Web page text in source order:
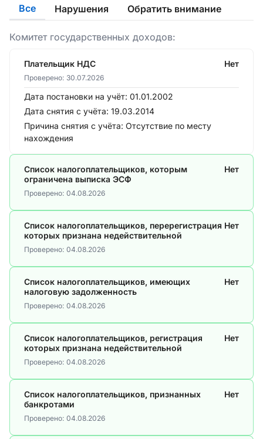
Все Нарушения Обратить внимание
Комитет государственных доходов:
Плательщик НДС Нет
Проверено: 30.07.2026
Дата постановки на учёт: 01.01.2002
Дата снятия с учёта: 19.03.2014
Причина снятия с учёта: Отсутствие по месту
нахождения
Список налогоплательщиков, которым
ограничена выписка ЭСФ
Нет
Проверено: 04.08.2026
Список налогоплательщиков, перерегистрация
которых признана недействительной
Нет
Проверено: 04.08.2026
Список налогоплательщиков, имеющих
налоговую задолженность
Нет
Проверено: 04.08.2026
Список налогоплательщиков, регистрация
которых признана недействительной
Нет
Проверено: 04.08.2026
Список налогоплательщиков, признанных
банкротами
Нет
Проверено: 04.08.2026